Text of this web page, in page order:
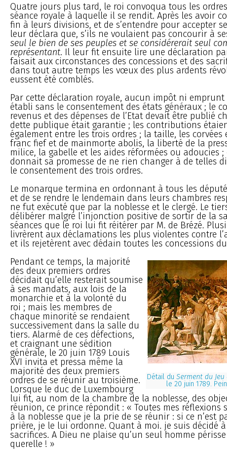
Quatre jours plus tard, le roi convoqua tous les
séance royale à laquelle il se rendit. Après les avoir
fin à leurs divisions, et de s’entendre pour accepter
leur déclara que, s’ils ne voulaient pas concourir à
seul le bien de ses peuples et se considérerait seul
représentant. Il leur fit ensuite lire une déclaration
faisait aux circonstances des concessions et des
dans tout autre temps les vœux des plus ardents
eussent été comblés.
Par cette déclaration royale, aucun impôt ni emprunt
établi sans le consentement des états généraux ; le
revenus et des dépenses de l’Etat devait être publié
dette publique était garantie ; les contributions
également entre les trois ordres ; la taille, les corvées
franc fief et de mainmorte abolis, la liberté de la
milice, la gabelle et les aides réformées ou adoucies
donnait sa promesse de ne rien changer à de telles
le consentement des trois ordres.
Le monarque termina en ordonnant à tous les
et de se rendre le lendemain dans leurs chambres
ne fut exécuté que par la noblesse et le clergé. Le
délibérer malgré l’injonction positive de sortir de la
séances que le roi lui fit réitérer par M. de Brézé.
livrèrent aux déclamations les plus violentes contre
et ils rejetèrent avec dédain toutes les concessions
Détail du Serment du Jeu
le 20 juin 1789.
Pendant ce temps, la majorité
des deux premiers ordres
décidait qu’elle resterait soumise
à ses mandats, aux lois de la
monarchie et à la volonté du
roi ; mais les membres de
chaque minorité se rendaient
successivement dans la salle du
tiers. Alarmé de ces défections,
et craignant une sédition
générale, le 20 juin 1789 Louis
XVI invita et pressa même la
majorité des deux premiers
ordres de se réunir au troisième.
Lorsque le duc de Luxembourg
lui fit, au nom de la chambre de la noblesse, des
réunion, ce prince répondit : « Toutes mes réflexions
à la noblesse que je la prie de se réunir : si ce n’est
prière, je le lui ordonne. Quant à moi. je suis décidé
sacrifices. A Dieu ne plaise qu’un seul homme
querelle ! »